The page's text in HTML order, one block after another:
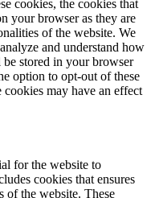
cookies, the cookies that
your browser as they are
of the website. We
and understand how
stored in your browser
option to opt-out of these
may have an effect
for the website to
cookies that ensures
of the website. These